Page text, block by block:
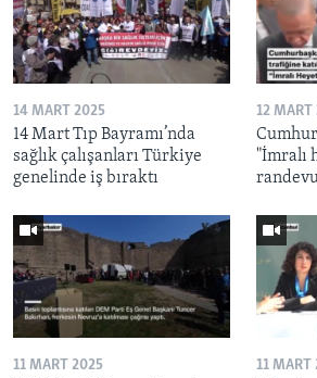
14 MART 2025
14 Mart Tıp Bayramı’nda
sağlık çalışanları Türkiye
genelinde iş bıraktı
12 MART
"İmralı
11 MART 2025 11 MART